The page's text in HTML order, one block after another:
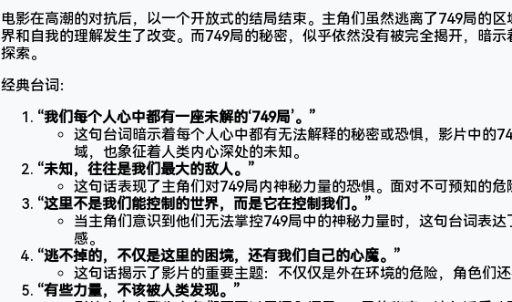
电影在高潮的对抗后，以一个开放式的结局结束。主角们虽然逃离了749局的
界和自我的理解发生了改变。而749局的秘密，似乎依然没有被完全揭开，暗
探索。
经典台词：
“我们每个人心中都有一座未解的‘749局’。”
这句台词暗示着每个人心中都有无法解释的秘密或恐惧，影片中的
域，也象征着人类内心深处的未知。
“未知，往往是我们最大的敌人。”
这句话表现了主角们对749局内神秘力量的恐惧。面对不可预知的危
“这里不是我们能控制的世界，而是它在控制我们。”
当主角们意识到他们无法掌控749局中的神秘力量时，这句台词表
感。
“逃不掉的，不仅是这里的困境，还有我们自己的心魔。”
这句话揭示了影片的重要主题：不仅仅是外在环境的危险，角色们
“有些力量，不该被人类发现。”